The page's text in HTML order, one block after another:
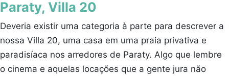
Paraty, Villa 20
Deveria existir uma categoria à parte para descrever a
nossa Villa 20, uma casa em uma praia privativa e
paradisíaca nos arredores de Paraty. Algo que lembre
o cinema e aquelas locações que a gente jura não